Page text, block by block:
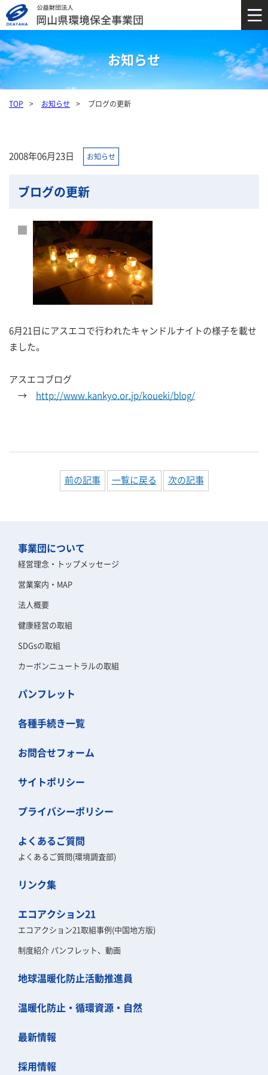
お知らせ
TOP お知らせ ブログの更新
2008年06月23日 お知らせ
ブログの更新
6月21日にアスエコで行われたキャンドルナイトの様子を載せ
ました。
アスエコブログ
→ http://www.kankyo.or.jp/koueki/blog/
前の記事 一覧に戻る 次の記事
事業団について
経営理念・トップメッセージ
営業案内・MAP
法人概要
健康経営の取組
SDGsの取組
カーボンニュートラルの取組
パンフレット
各種手続き一覧
お問合せフォーム
サイトポリシー
プライバシーポリシー
よくあるご質問
よくあるご質問(環境調査部)
リンク集
エコアクション21
エコアクション21取組事例(中国地方版)
制度紹介 パンフレット、動画
地球温暖化防止活動推進員
温暖化防止・循環資源・自然
最新情報
採用情報